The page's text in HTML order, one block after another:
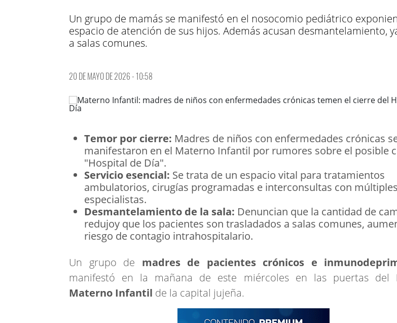
Un grupo de mamás se manifestó en el nosocomio pediátrico
espacio de atención de sus hijos. Además acusan desmantelamiento,
a salas comunes.
20 DE MAYO DE 2026 - 10:58
Temor por cierre: Madres de niños con enfermedades crónicas
manifestaron en el Materno Infantil por rumores sobre el posible
"Hospital de Día".
Servicio esencial: Se trata de un espacio vital para tratamientos
ambulatorios, cirugías programadas e interconsultas con múltiples
especialistas.
Desmantelamiento de la sala: Denuncian que la cantidad de
redujoy que los pacientes son trasladados a salas comunes,
riesgo de contagio intrahospitalario.
Un grupo de madres de pacientes crónicos e
manifestó en la mañana de este miércoles en las puertas del
Materno Infantil de la capital jujeña.